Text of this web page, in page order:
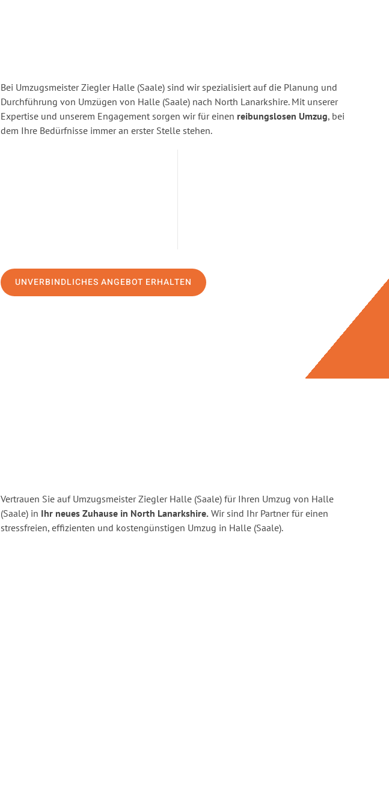
Bei Umzugsmeister Ziegler Halle (Saale) sind wir spezialisiert auf die Planung und
Durchführung von Umzügen von Halle (Saale) nach North Lanarkshire. Mit unserer
Expertise und unserem Engagement sorgen wir für einen reibungslosen Umzug, bei
dem Ihre Bedürfnisse immer an erster Stelle stehen.
UNVERBINDLICHES ANGEBOT ERHALTEN
Vertrauen Sie auf Umzugsmeister Ziegler Halle (Saale) für Ihren Umzug von Halle
(Saale) in Ihr neues Zuhause in North Lanarkshire. Wir sind Ihr Partner für einen
stressfreien, effizienten und kostengünstigen Umzug in Halle (Saale).